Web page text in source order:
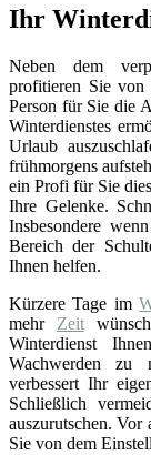
Ihr
Neben dem
profitieren Sie von
Person für Sie die
Winterdienstes
Urlaub
frühmorgens
ein Profi für Sie
Ihre Gelenke.
Insbesondere
Bereich der
Ihnen helfen.
Kürzere Tage im
mehr Zeit
Winterdienst
Wachwerden zu
verbessert Ihr
Schließlich
auszurutschen. Vor
Sie von dem